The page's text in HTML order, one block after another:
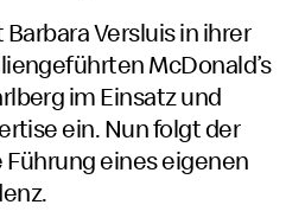
Versluis in ihrer
McDonald’s
im Einsatz und
ein. Nun folgt der
eines eigenen